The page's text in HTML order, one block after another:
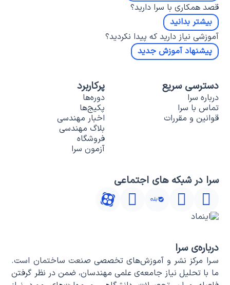
قصد همکاری با سرا دارید؟
بیشتر بدانید
آموزشی نیاز دارید که پیدا نکردید؟
پیشنهاد آموزش جدید
دسترسی سریع
درباره سرا
تماس با سرا
قوانین و مقررات
پرکاربرد
دوره‌ها
پکیج‌ها
اخبار مهندسی
بلاگ مهندسی
فروشگاه
آزمون سرا
سرا در شبکه های اجتماعی
درباره‌ی سرا
سـرا مرکز نشر و آموزش‌های تخصصی صنعت ساختمان است.
ما با تحلیل نیاز جامعه‌ی علمی مهندسان، ضمن در نظر گرفتن